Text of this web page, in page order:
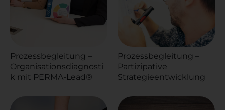
Prozessbegleitung –
Organisationsdiagnosti
k mit PERMA-Lead®
Prozessbegleitung –
Partizipative
Strategieentwicklung